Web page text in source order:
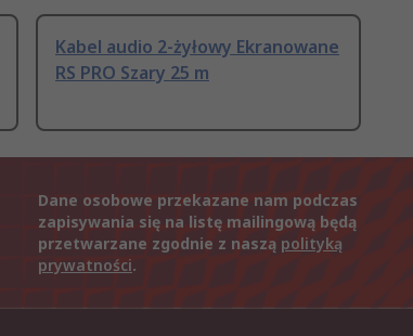
Kabel audio 2-żyłowy Ekranowane
RS PRO Szary 25 m
Dane osobowe przekazane nam podczas
zapisywania się na listę mailingową będą
przetwarzane zgodnie z naszą polityką
prywatności.